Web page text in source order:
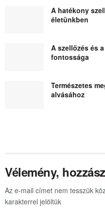
A hatékony
életünkben
A szellőzés és
fontossága
Természetes
alvásához
Vélemény,
Az e-mail címet nem tesszük
karakterrel jelöltük